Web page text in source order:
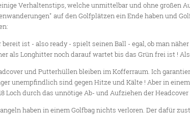
Verhaltenstips, welche unmittelbar und ohne großen
auf den Golfplätzen ein Ende haben und
bereit ist - also ready - spielt seinen Ball - egal, ob man
als Longhitter noch darauf wartet bis das Grün frei ist !
und Putterhüllen bleiben im Kofferraum. Ich
unempfindlich sind gegen Hitze und Kälte ! Aber in
Loch durch das unnötige Ab- und Aufziehen der Headcover
haben in einem Golfbag nichts verloren. Der dafür